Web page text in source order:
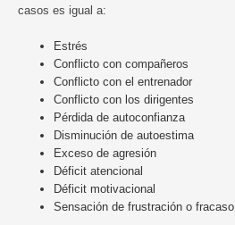
casos es igual a:
Estrés
Conflicto con compañeros
Conflicto con el entrenador
Conflicto con los dirigentes
Pérdida de autoconfianza
Disminución de autoestima
Exceso de agresión
Déficit atencional
Déficit motivacional
Sensación de frustración o fracaso